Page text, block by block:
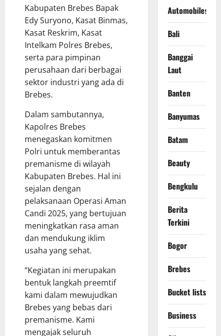
Kabupaten Brebes Bapak
Edy Suryono, Kasat Binmas,
Kasat Reskrim, Kasat
Intelkam Polres Brebes,
serta para pimpinan
perusahaan dari berbagai
sektor industri yang ada di
Brebes.
Dalam sambutannya,
Kapolres Brebes
menegaskan komitmen
Polri untuk memberantas
premanisme di wilayah
Kabupaten Brebes. Hal ini
sejalan dengan
pelaksanaan Operasi Aman
Candi 2025, yang bertujuan
meningkatkan rasa aman
dan mendukung iklim
usaha yang sehat.
“Kegiatan ini merupakan
bentuk langkah preemtif
kami dalam mewujudkan
Brebes yang bebas dari
premanisme. Kami
mengajak seluruh
Automobiles
Bali
Banggai
Laut
Banten
Banyumas
Batam
Beauty
Bengkulu
Berita
Terkini
Bogor
Brebes
Bucket lists
Business